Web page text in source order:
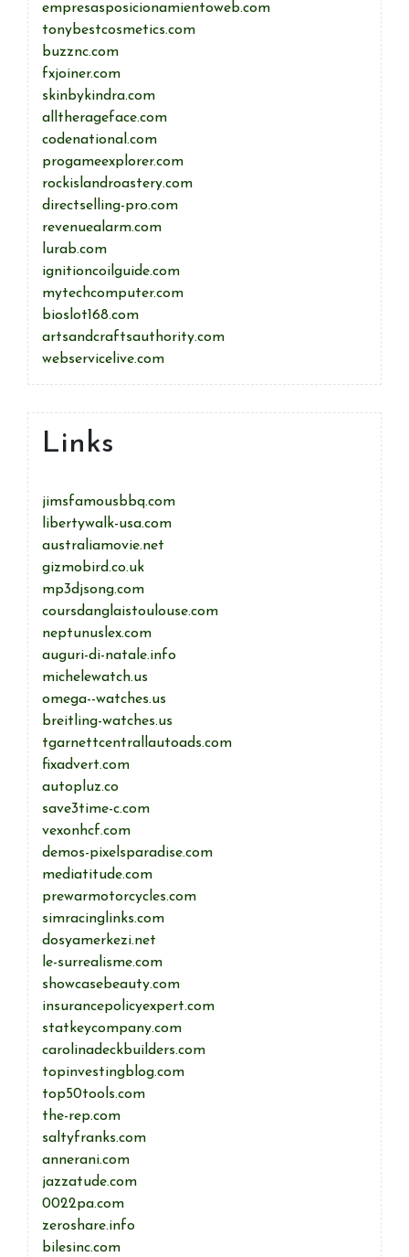
empresasposicionamientoweb.com
tonybestcosmetics.com
buzznc.com
fxjoiner.com
skinbykindra.com
alltherageface.com
codenational.com
progameexplorer.com
rockislandroastery.com
directselling-pro.com
revenuealarm.com
lurab.com
ignitioncoilguide.com
mytechcomputer.com
bioslot168.com
artsandcraftsauthority.com
webservicelive.com
Links
jimsfamousbbq.com
libertywalk-usa.com
australiamovie.net
gizmobird.co.uk
mp3djsong.com
coursdanglaistoulouse.com
neptunuslex.com
auguri-di-natale.info
michelewatch.us
omega--watches.us
breitling-watches.us
tgarnettcentrallautoads.com
fixadvert.com
autopluz.co
save3time-c.com
vexonhcf.com
demos-pixelsparadise.com
mediatitude.com
prewarmotorcycles.com
simracinglinks.com
dosyamerkezi.net
le-surrealisme.com
showcasebeauty.com
insurancepolicyexpert.com
statkeycompany.com
carolinadeckbuilders.com
topinvestingblog.com
top50tools.com
the-rep.com
saltyfranks.com
annerani.com
jazzatude.com
0022pa.com
zeroshare.info
bilesinc.com